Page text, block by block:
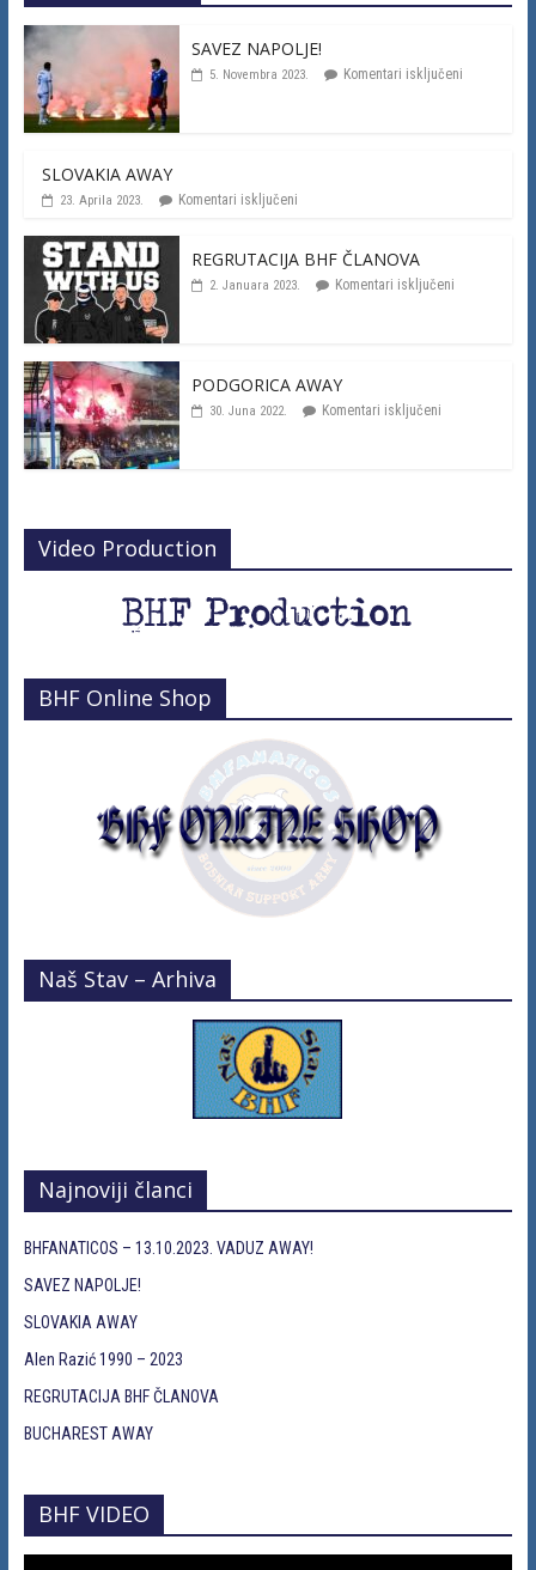
SAVEZ NAPOLJE!
5. Novembra 2023. Komentari isključeni
SLOVAKIA AWAY
23. Aprila 2023. Komentari isključeni
REGRUTACIJA BHF ČLANOVA
2. Januara 2023. Komentari isključeni
PODGORICA AWAY
30. Juna 2022. Komentari isključeni
Video Production
BHF Online Shop
Naš Stav – Arhiva
Najnoviji članci
BHFANATICOS – 13.10.2023. VADUZ AWAY!
SAVEZ NAPOLJE!
SLOVAKIA AWAY
Alen Razić 1990 – 2023
REGRUTACIJA BHF ČLANOVA
BUCHAREST AWAY
BHF VIDEO